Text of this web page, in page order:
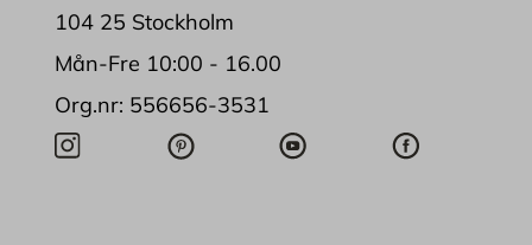
104 25 Stockholm
Mån-Fre 10:00 - 16.00
Org.nr: 556656-3531